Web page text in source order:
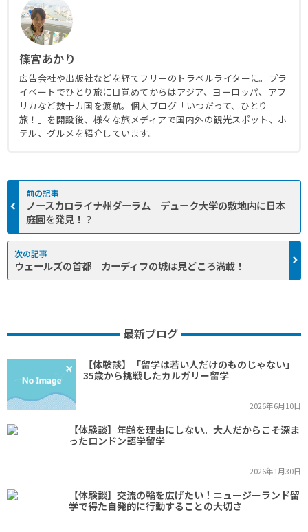
篠宮あかり
広告会社や出版社などを経てフリーのトラベルライターに。プラ
イベートでひとり旅に目覚めてからはアジア、ヨーロッパ、アフ
リカなど数十カ国を渡航。個人ブログ「いつだって、ひとり
旅！」を開設後、様々な旅メディアで国内外の観光スポット、ホ
テル、グルメを紹介しています。
ノースカロライナ州ダーラム デューク大学の敷地内に日本
庭園を発見！？
ウェールズの首都 カーディフの城は見どころ満載！
最新ブログ
【体験談】「留学は若い人だけのものじゃない」
35歳から挑戦したカルガリー留学
2026年6月10日
【体験談】年齢を理由にしない。大人だからこそ深ま
ったロンドン語学留学
2026年1月30日
【体験談】交流の輪を広げたい！ニュージーランド留
学で得た自発的に行動することの大切さ